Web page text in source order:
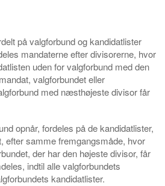
på valgforbund og kandidatlister
mandaterne efter divisorerne, hvor
uden for valgforbund med den
valgforbundet eller
med næsthøjeste divisor får
opnår, fordeles på de kandidatlister,
efter samme fremgangsmåde, hvor
der har den højeste divisor, får
indtil alle valgforbundets
kandidatlister.